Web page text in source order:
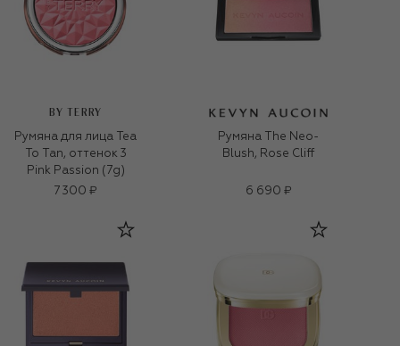
BY TERRY
Румяна для лица Tea
To Tan, оттенок 3
Pink Passion (7g)
7 300 ₽
Румяна The Neo-
Blush, Rose Cliff
6 690 ₽